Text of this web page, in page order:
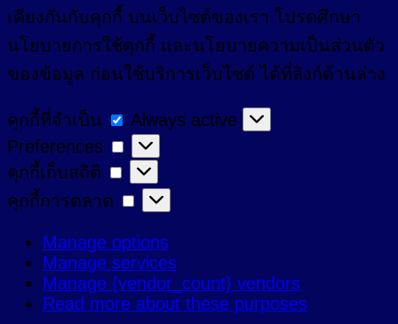
เคียงกันกับคุกกี้ บนเว็บไซต์ของเรา โปรดศึกษา
นโยบายการใช้คุกกี้ และนโยบายความเป็นส่วนตัว
ของข้อมูล ก่อนใช้บริการเว็บไซต์ ได้ที่ลิงก์ด้านล่าง
คุกกี้ที่จำเป็น
คุกกี้
ที่
จำเป็น
Always active
Preferences
Preferences
คุกกี้เก็บสถิติ
คุกกี้
เก็บ
คุกกี้การตลาด
คุกกี้
ตลาด
Manage options
Manage services
Manage {vendor_count} vendors
Read more about these purposes